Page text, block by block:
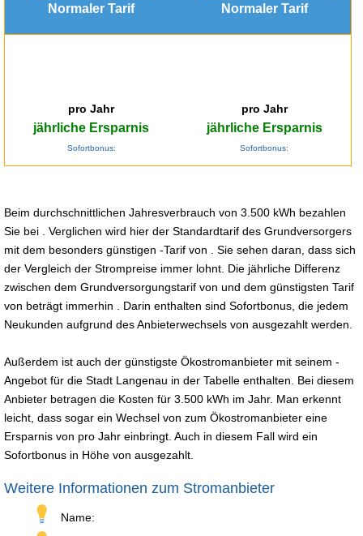
Normaler Tarif
Normaler Tarif
pro Jahr
jährliche Ersparnis
Sofortbonus:
pro Jahr
jährliche Ersparnis
Sofortbonus:
Beim durchschnittlichen Jahresverbrauch von 3.500 kWh bezahlen
Sie bei . Verglichen wird hier der Standardtarif des Grundversorgers
mit dem besonders günstigen -Tarif von . Sie sehen daran, dass sich
der Vergleich der Strompreise immer lohnt. Die jährliche Differenz
zwischen dem Grundversorgungstarif von und dem günstigsten Tarif
von beträgt immerhin . Darin enthalten sind Sofortbonus, die jedem
Neukunden aufgrund des Anbieterwechsels von ausgezahlt werden.
Außerdem ist auch der günstigste Ökostromanbieter mit seinem -
Angebot für die Stadt Langenau in der Tabelle enthalten. Bei diesem
Anbieter betragen die Kosten für 3.500 kWh im Jahr. Man erkennt
leicht, dass sogar ein Wechsel von zum Ökostromanbieter eine
Ersparnis von pro Jahr einbringt. Auch in diesem Fall wird ein
Sofortbonus in Höhe von ausgezahlt.
Weitere Informationen zum Stromanbieter
Name: